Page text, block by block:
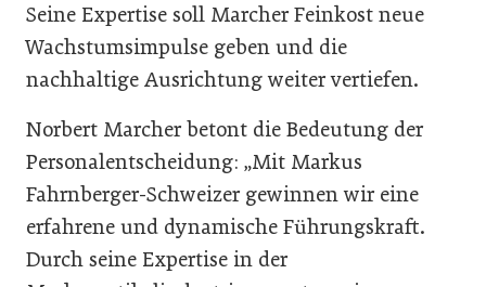
Seine Expertise soll Marcher Feinkost neue
Wachstumsimpulse geben und die
nachhaltige Ausrichtung weiter vertiefen.
Norbert Marcher betont die Bedeutung der
Personalentscheidung: „Mit Markus
Fahrnberger-Schweizer gewinnen wir eine
erfahrene und dynamische Führungskraft.
Durch seine Expertise in der